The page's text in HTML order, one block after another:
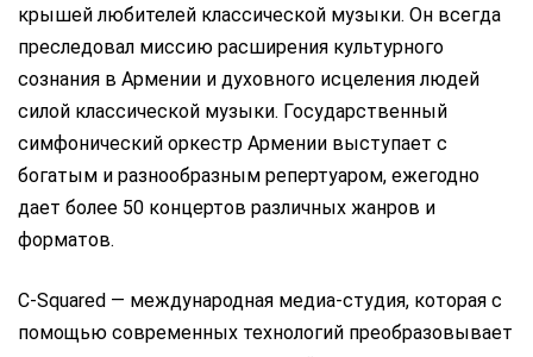
крышей любителей классической музыки. Он всегда
преследовал миссию расширения культурного
сознания в Армении и духовного исцеления людей
силой классической музыки. Государственный
симфонический оркестр Армении выступает с
богатым и разнообразным репертуаром, ежегодно
дает более 50 концертов различных жанров и
форматов.
C-Squared — международная медиа-студия, которая с
помощью современных технологий преобразовывает